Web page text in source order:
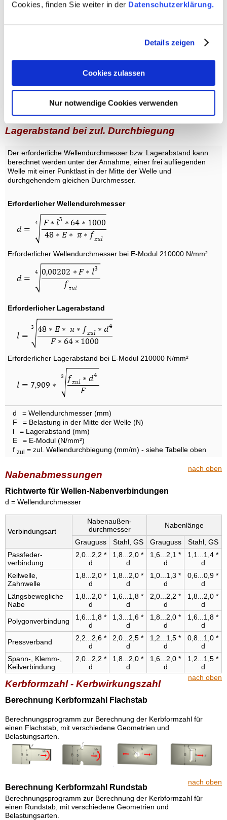
Cookies, finden Sie weiter in der Datenschutzerklärung.
Details zeigen
Cookies zulassen
Nur notwendige Cookies verwenden
= 5 oder Zahnbreite = 50 mm
4
> 5 oder Zahnbreite > 50 mm
1,5*10-4
Verdrehlänge (Torsion)
Lagerabstand bei gegebenem
Wellendurchmesser
L = 300...400 * d
0,5
nach oben
Wellendurchmesser bzw.
Lagerabstand bei zul. Durchbiegung
Der erforderliche Wellendurchmesser bzw. Lagerabstand kann
berechnet werden unter der Annahme, einer frei aufliegenden
Welle mit einer Punktlast in der Mitte der Welle und
durchgehendem gleichen Durchmesser.
Erforderlicher Wellendurchmesser
Erforderlicher Wellendurchmesser bei E-Modul 210000 N/mm²
Erforderlicher Lagerabstand
Erforderlicher Lagerabstand bei E-Modul 210000 N/mm²
d
= Wellendurchmesser (mm)
F
= Belastung in der Mitte der Welle (N)
l
= Lagerabstand (mm)
E
= E-Modul (N/mm²)
f zul = zul. Wellendurchbiegung (mm/m) - siehe Tabelle oben
nach oben
Nabenabmessungen
Richtwerte für Wellen-Nabenverbindungen
d = Wellendurchmesser
Ver­bindungs­art
Naben­außen­
durchmesser
Naben­länge
Grau­guss Stahl, GS Grau­guss
Stahl, GS
Pass­feder­
verbindung
2,0...2,2 *
d
1,8...2,0 *
d
1,6...2,1 *
d
1,1...1,4 *
d
Keilwelle,
Zahnwelle
1,8...2,0 *
d
1,8...2,0 *
d
1,0...1,3 *
d
0,6...0,9 *
d
Längs­bewegliche
Nabe
1,8...2,0 *
d
1,6...1,8 *
d
2,0...2,2 *
d
1,8...2,0 *
d
Polygon­verbindung
1,6...1,8 *
d
1,3...1,6 *
d
1,8...2,0 *
d
1,6...1,8 *
d
Press­verband
2,2...2,6 *
d
2,0...2,5 *
d
1,2...1,5 *
d
0,8...1,0 *
d
Spann-, Klemm-,
Keil­verbindung
2,0...2,2 *
d
1,8...2,0 *
d
1,6...2,0 *
d
1,2...1,5 *
d
nach oben
Kerbformzahl - Kerbwirkungszahl
Berechnung Kerbformzahl Flachstab
Berechnungsprogramm zur Berechnung der Kerbformzahl für
einen Flachstab, mit verschiedene Geometrien und
Belastungsarten.
nach oben
Berechnung Kerbformzahl Rundstab
Berechnungsprogramm zur Berechnung der Kerbformzahl für
einen Rundstab, mit verschiedene Geometrien und
Belastungsarten.